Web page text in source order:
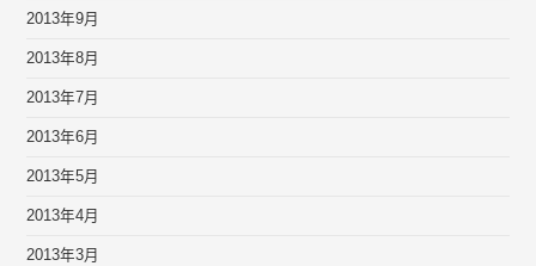
2013年9月
2013年8月
2013年7月
2013年6月
2013年5月
2013年4月
2013年3月